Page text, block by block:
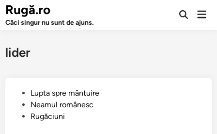
Sari
conținut
Rugă.ro
Căci singur nu sunt de ajuns.
Deschide
lider
Lupta spre mântuire
Neamul românesc
Rugăciuni